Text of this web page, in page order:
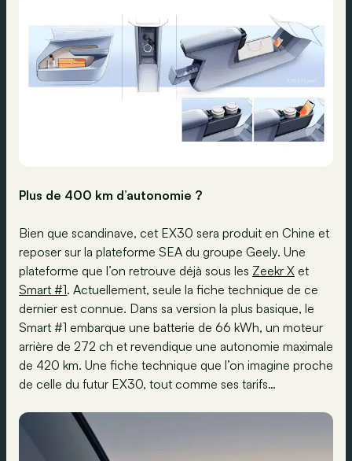
Plus de 400 km d’autonomie ?
Bien que scandinave, cet EX30 sera produit en Chine et
reposer sur la plateforme SEA du groupe Geely. Une
plateforme que l’on retrouve déjà sous les Zeekr X et
Smart #1. Actuellement, seule la fiche technique de ce
dernier est connue. Dans sa version la plus basique, le
Smart #1 embarque une batterie de 66 kWh, un moteur
arrière de 272 ch et revendique une autonomie maximale
de 420 km. Une fiche technique que l’on imagine proche
de celle du futur EX30, tout comme ses tarifs…